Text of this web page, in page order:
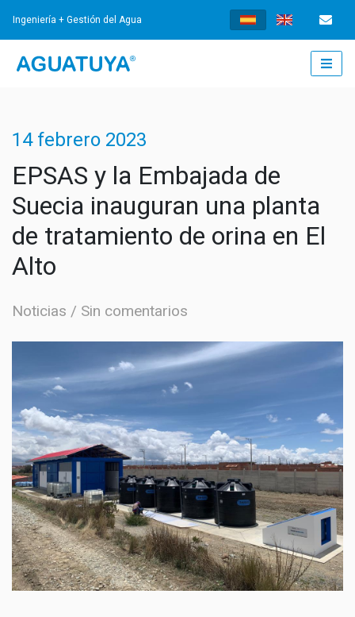
Ingeniería + Gestión del Agua
INGENIERÍA
AGUA POTABLE
SISTEMAS DE DRENAJE URBANO SOSTENIBLES
GESTIÓN DE RESIDUOS SÓLIDOS
ECO SAN
RE USO
COMUNICACIÓN Y GESTIÓN DEL CONOCIMIENTO
CONVOCATORIAS
DOCUMENTOS
14 febrero 2023
EPSAS y la Embajada de
Suecia inauguran una planta
de tratamiento de orina en El
Alto
Noticias Sin comentarios